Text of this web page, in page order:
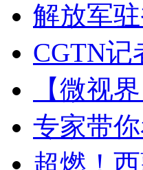
解放军
CGTN记
【微视
专家带
超燃！